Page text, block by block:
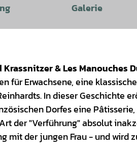
Galerie
& Les Manouches
für Erwachsene, eine
In dieser Geschichte
Dorfes eine
der "Verführung" absolut
mit der jungen Frau - und wird